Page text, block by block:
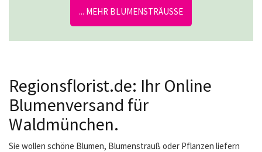
... MEHR BLUMENSTRÄUSSE
Regionsflorist.de: Ihr Online
Blumenversand für
Waldmünchen.
Sie wollen schöne Blumen, Blumenstrauß oder Pflanzen liefern